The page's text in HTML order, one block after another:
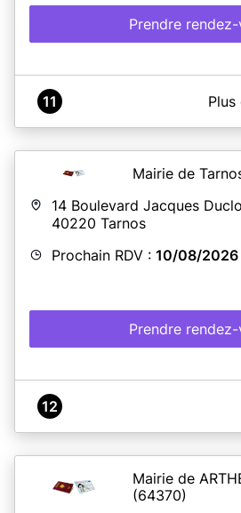
Prendre
A propos de Mairie Saint-Pandelon
minutes. Nous vous remercions
réception de cet e-mail ne pas
votre demande de rendez-vous.
11
Mairie de
14 Boulevard Jacques
40220 Tarnos
Prochain RDV : 10/08/2026
Prendre
12
Mairie de
(64370)